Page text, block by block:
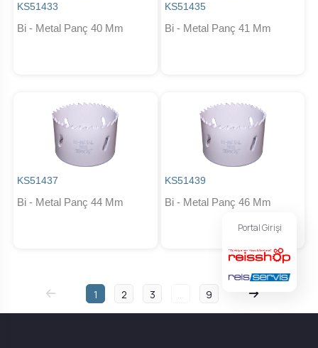
KS51433
Bi - Metal Panç 40 Mm
KS51435
Bi - Metal Panç 41 Mm
KS51437
Bi - Metal Panç 44 Mm
KS51439
Bi - Metal Panç 46 Mm
1 2 3 ... 9
Portal Girişi